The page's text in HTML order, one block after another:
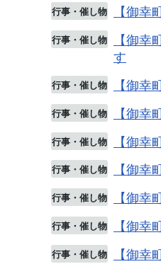
行事・催し物 【御
行事・催し物
【御
す
行事・催し物 【御
行事・催し物 【御
行事・催し物 【御
行事・催し物 【御
行事・催し物 【御
行事・催し物 【御
行事・催し物 【御